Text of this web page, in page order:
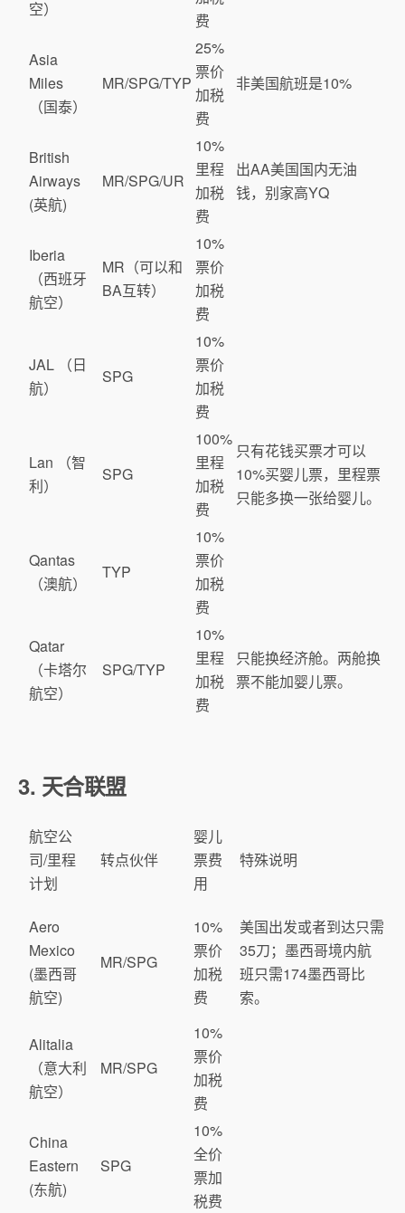
空）
费
Asia
Miles
（国泰）
MR/SPG/TYP
25%
票价
加税
费
非美国航班是10%
British
Airways
(英航)
MR/SPG/UR
10%
里程
加税
费
出AA美国国内无油
钱，别家高YQ
Iberia
（西班牙
航空）
MR（可以和
BA互转）
10%
票价
加税
费
JAL （日
航）
SPG
10%
票价
加税
费
Lan （智
利）
SPG
100%
里程
加税
费
只有花钱买票才可以
10%买婴儿票，里程票
只能多换一张给婴儿。
Qantas
（澳航）
TYP
10%
票价
加税
费
Qatar
（卡塔尔
航空）
SPG/TYP
10%
里程
加税
费
只能换经济舱。两舱换
票不能加婴儿票。
3. 天合联盟
航空公
司/里程
计划
转点伙伴
婴儿
票费
用
特殊说明
Aero
Mexico
(墨西哥
航空)
MR/SPG
10%
票价
加税
费
美国出发或者到达只需
35刀；墨西哥境内航
班只需174墨西哥比
索。
Alitalia
（意大利
航空）
MR/SPG
10%
票价
加税
费
China
Eastern
(东航)
SPG
10%
全价
票加
税费